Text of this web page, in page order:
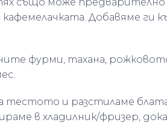
Добавяме ги
фурми, тахана,
тестото и разстиламе
в хладилник/фризер,